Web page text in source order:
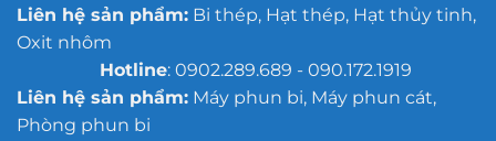
Liên hệ sản phẩm:Bi thép, Hạt thép, Hạt thủy tinh,
Oxit nhôm
Hotline: 0902.289.689 - 090.172.1919
Liên hệ sản phẩm:Máy phun bi, Máy phun cát,
Phòng phun bi